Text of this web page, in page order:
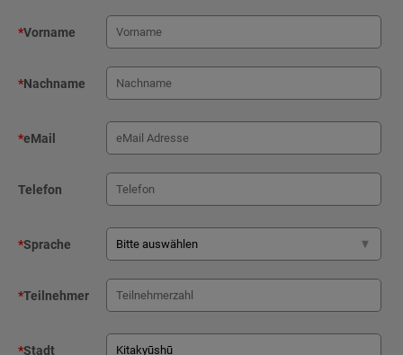
*Vorname
*Nachname
*eMail
Telefon
*Sprache
*Teilnehmer
*Stadt